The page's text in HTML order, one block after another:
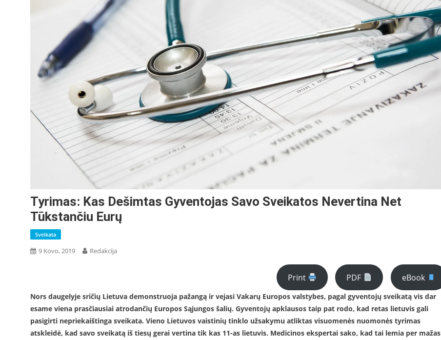
Tyrimas: Kas Dešimtas Gyventojas Savo Sveikatos Nevertina Net
Tūkstančiu Eurų
Sveikata
9 Kovo, 2019 Redakcija
Print PDF eBook
Nors daugelyje sričių Lietuva demonstruoja pažangą ir vejasi Vakarų Europos valstybes, pagal gyventojų sveikatą vis dar
esame viena prasčiausiai atrodančių Europos Sąjungos šalių. Gyventojų apklausos taip pat rodo, kad retas lietuvis gali
pasigirti nepriekaištinga sveikata. Vieno Lietuvos vaistinių tinklo užsakymu atliktas visuomenės nuomonės tyrimas
atskleidė, kad savo sveikatą iš tiesų gerai vertina tik kas 11-as lietuvis. Medicinos ekspertai sako, kad tai lemia per mažas